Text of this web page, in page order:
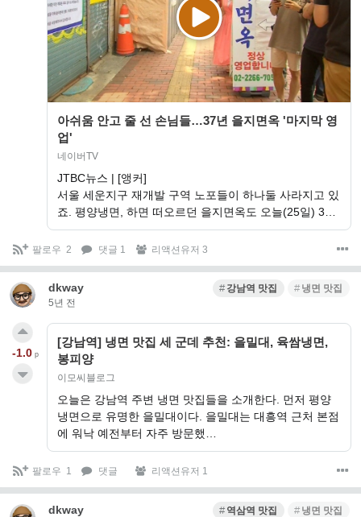
아쉬움 안고 줄 선 손님들…37년 을지면옥 '마지막 영
업'
네이버TV
JTBC뉴스 | [앵커]
서울 세운지구 재개발 구역 노포들이 하나둘 사라지고 있
죠. 평양냉면, 하면 떠오르던 을지면옥도 오늘(25일) 3…
팔로우 2 댓글 1 리액션유저 3
dkway
5년 전
강남역 맛집 냉면 맛집
[강남역] 냉면 맛집 세 군데 추천: 을밀대, 육쌈냉면,
봉피양
이모씨블로그
오늘은 강남역 주변 냉면 맛집들을 소개한다. 먼저 평양
냉면으로 유명한 을밀대이다. 을밀대는 대흥역 근처 본점
에 워낙 예전부터 자주 방문했…
-1.0p
팔로우 1 댓글 리액션유저 1
dkway 역삼역 맛집 냉면 맛집